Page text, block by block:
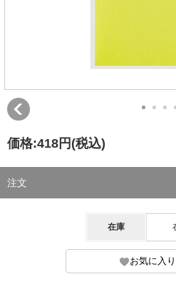
価格:418円 (税込)
注文
在庫